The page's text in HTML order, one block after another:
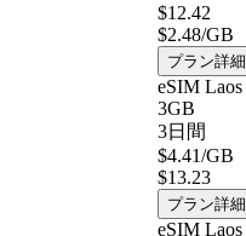
$12.42
$2.48/GB
プラン詳細
eSIM Laos
3GB
3日間
$4.41/GB
$13.23
プラン詳細
eSIM Laos